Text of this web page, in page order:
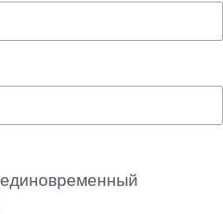
единовременный